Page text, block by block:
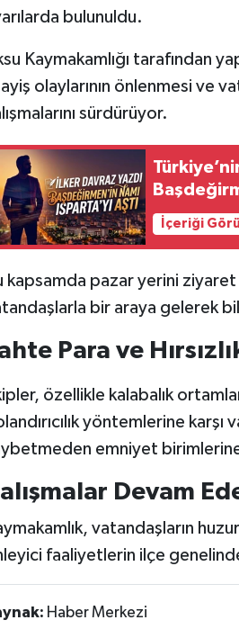
bulunuldu.
Kaymakamlığı tarafından
olaylarının önlenmesi ve
sürdürüyor.
İçeriği
kapsamda pazar yerini
bir araya gelerek
Para ve
özellikle kalabalık
yöntemlerine
emniyet
Devam
vatandaşların
faaliyetlerin ilçe
Haber Merkezi